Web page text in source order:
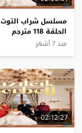
مسلسل شراب التوت
الحلقة 118 مترجم
منذ 7 أشهر
02:12:27